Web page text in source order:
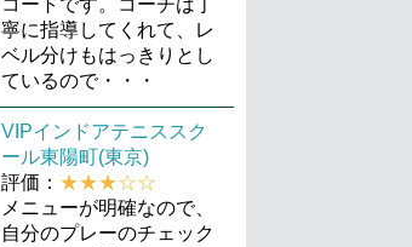
コートです。コーチは丁
寧に指導してくれて、レ
ベル分けもはっきりとし
ているので・・・
VIPインドアテニススク
ール東陽町(東京)
評価： ★★★☆☆
メニューが明確なので、
自分のプレーのチェック